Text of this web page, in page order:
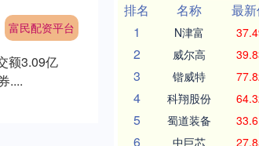
富民配资平台
额3.09亿
....
排名
名称 最
1
N津富
2 威尔高
3 锴威特
4 科翔股份
5 蜀道装备
6 中巨芯